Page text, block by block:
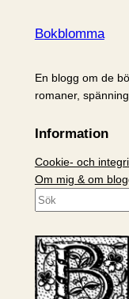
Bokblomma
En blogg om de
romaner,
Information
Cookie- och
Om mig & om
S
k